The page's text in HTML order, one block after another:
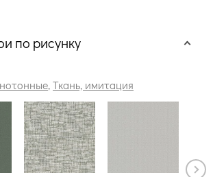
по рисунку
,Ткань, имитация